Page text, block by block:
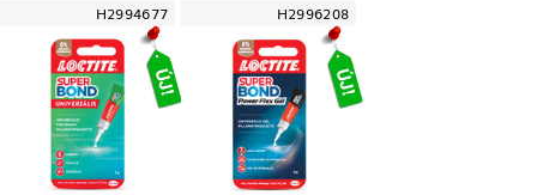
H2994677 H2996208